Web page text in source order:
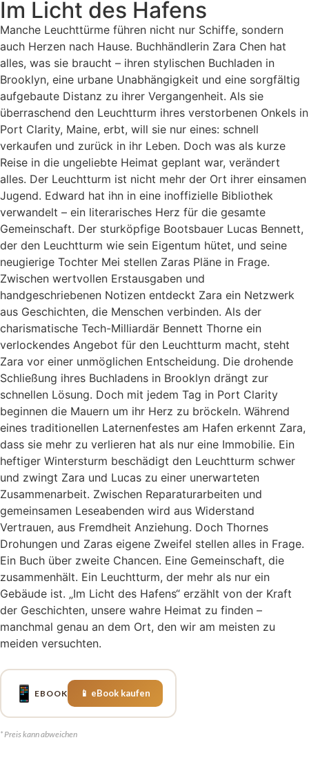
Im Licht des Hafens
Manche Leuchttürme führen nicht nur Schiffe, sondern
auch Herzen nach Hause. Buchhändlerin Zara Chen hat
alles, was sie braucht – ihren stylischen Buchladen in
Brooklyn, eine urbane Unabhängigkeit und eine sorgfältig
aufgebaute Distanz zu ihrer Vergangenheit. Als sie
überraschend den Leuchtturm ihres verstorbenen Onkels in
Port Clarity, Maine, erbt, will sie nur eines: schnell
verkaufen und zurück in ihr Leben. Doch was als kurze
Reise in die ungeliebte Heimat geplant war, verändert
alles. Der Leuchtturm ist nicht mehr der Ort ihrer einsamen
Jugend. Edward hat ihn in eine inoffizielle Bibliothek
verwandelt – ein literarisches Herz für die gesamte
Gemeinschaft. Der sturköpfige Bootsbauer Lucas Bennett,
der den Leuchtturm wie sein Eigentum hütet, und seine
neugierige Tochter Mei stellen Zaras Pläne in Frage.
Zwischen wertvollen Erstausgaben und
handgeschriebenen Notizen entdeckt Zara ein Netzwerk
aus Geschichten, die Menschen verbinden. Als der
charismatische Tech-Milliardär Bennett Thorne ein
verlockendes Angebot für den Leuchtturm macht, steht
Zara vor einer unmöglichen Entscheidung. Die drohende
Schließung ihres Buchladens in Brooklyn drängt zur
schnellen Lösung. Doch mit jedem Tag in Port Clarity
beginnen die Mauern um ihr Herz zu bröckeln. Während
eines traditionellen Laternenfestes am Hafen erkennt Zara,
dass sie mehr zu verlieren hat als nur eine Immobilie. Ein
heftiger Wintersturm beschädigt den Leuchtturm schwer
und zwingt Zara und Lucas zu einer unerwarteten
Zusammenarbeit. Zwischen Reparaturarbeiten und
gemeinsamen Leseabenden wird aus Widerstand
Vertrauen, aus Fremdheit Anziehung. Doch Thornes
Drohungen und Zaras eigene Zweifel stellen alles in Frage.
Ein Buch über zweite Chancen. Eine Gemeinschaft, die
zusammenhält. Ein Leuchtturm, der mehr als nur ein
Gebäude ist. „Im Licht des Hafens“ erzählt von der Kraft
der Geschichten, unsere wahre Heimat zu finden –
manchmal genau an dem Ort, den wir am meisten zu
meiden versuchten.
📱 EBOOK 📱 eBook kaufen
* Preis kann abweichen